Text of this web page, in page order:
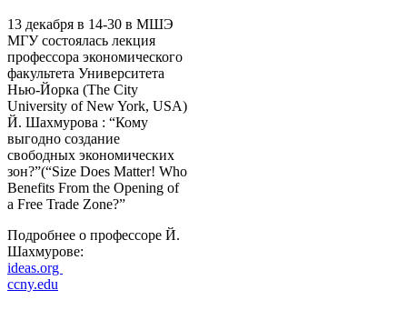
13 декабря в 14-30 в МШЭ
МГУ состоялась лекция
профессора экономического
факультета Университета
Нью-Йорка (The City
University of New York, USA)
Й. Шахмурова : “Кому
выгодно создание
свободных экономических
зон?”(“Size Does Matter! Who
Benefits From the Opening of
a Free Trade Zone?”
Подробнее о профессоре Й.
Шахмурове:
ideas.org
ccny.edu